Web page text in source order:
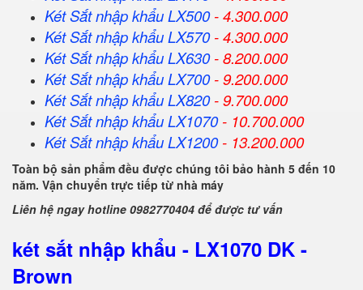
Két Sắtnhập khẩuLX500- 4.300.000
Két Sắtnhập khẩuLX570- 4.300.000
Két Sắtnhập khẩuLX630- 8.200.000
Két Sắtnhập khẩuLX700- 9.200.000
Két Sắtnhập khẩuLX820- 9.700.000
Két Sắtnhập khẩuLX1070- 10.700.000
Két Sắtnhập khẩuLX1200- 13.200.000
Toàn bộ sản phẩm đều được chúng tôi bảo hành 5 đến 10
năm. Vận chuyển trực tiếp từ nhà máy
Liên hệ ngay hotline 0982770404 để được tư vấn
két sắt nhập khẩu - LX1070 DK -
Brown